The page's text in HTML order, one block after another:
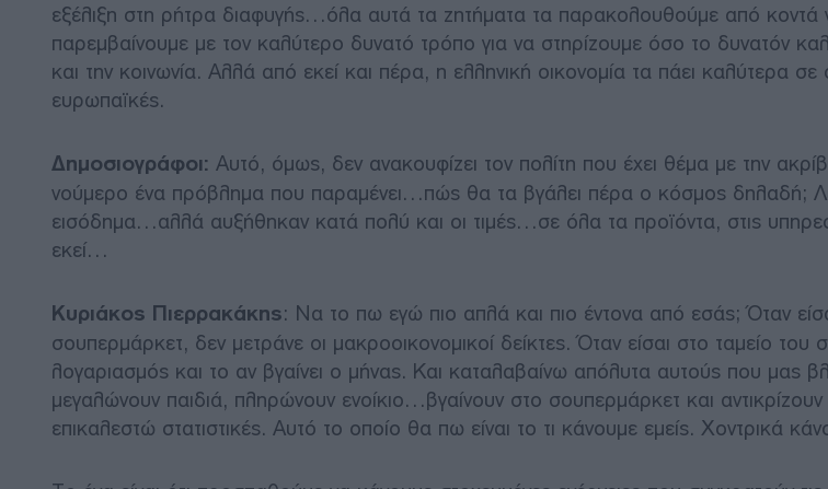
εξέλιξη στη ρήτρα διαφυγής…όλα αυτά τα ζητήματα τα παρακολουθούμε από κοντά
παρεμβαίνουμε με τον καλύτερο δυνατό τρόπο για να στηρίζουμε όσο το δυνατόν
και την κοινωνία. Αλλά από εκεί και πέρα, η ελληνική οικονομία τα πάει καλύτερα σε
ευρωπαϊκές.
Δημοσιογράφοι: Αυτό, όμως, δεν ανακουφίζει τον πολίτη που έχει θέμα με την
νούμερο ένα πρόβλημα που παραμένει…πώς θα τα βγάλει πέρα ο κόσμος δηλαδή;
εισόδημα…αλλά αυξήθηκαν κατά πολύ και οι τιμές…σε όλα τα προϊόντα, στις
εκεί…
Κυριάκος Πιερρακάκης: Να το πω εγώ πιο απλά και πιο έντονα από εσάς; Όταν
σουπερμάρκετ, δεν μετράνε οι μακροοικονομικοί δείκτες. Όταν είσαι στο ταμείο του
λογαριασμός και το αν βγαίνει ο μήνας. Και καταλαβαίνω απόλυτα αυτούς που μας
μεγαλώνουν παιδιά, πληρώνουν ενοίκιο…βγαίνουν στο σουπερμάρκετ και
επικαλεστώ στατιστικές. Αυτό το οποίο θα πω είναι το τι κάνουμε εμείς. Χοντρικά